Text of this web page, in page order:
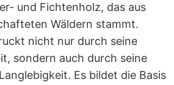
und Fichtenholz, das aus
Wäldern stammt.
nicht nur durch seine
sondern auch durch seine
Es bildet die Basis